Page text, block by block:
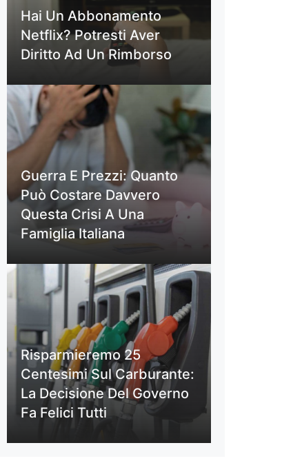
Hai Un Abbonamento
Netflix? Potresti Aver
Diritto Ad Un Rimborso
Guerra E Prezzi: Quanto
Può Costare Davvero
Questa Crisi A Una
Famiglia Italiana
Risparmieremo 25
Centesimi Sul Carburante:
La Decisione Del Governo
Fa Felici Tutti